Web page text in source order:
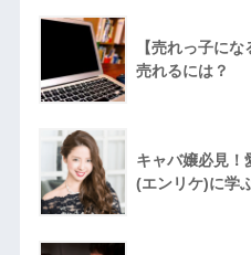
【売れっ子に
売れるには？
キャバ嬢必見！
(エンリケ)に学